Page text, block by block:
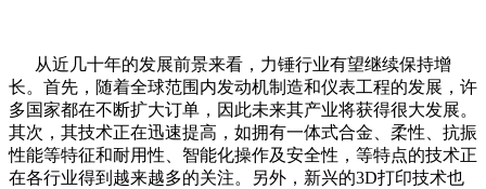
从近几十年的发展前景来看，力锤行业有望继续保持增
长。首先，随着全球范围内发动机制造和仪表工程的发展，许
多国家都在不断扩大订单，因此未来其产业将获得很大发展。
其次，其技术正在迅速提高，如拥有一体式合金、柔性、抗振
性能等特征和耐用性、智能化操作及安全性，等特点的技术正
在各行业得到越来越多的关注。另外，新兴的3D打印技术也